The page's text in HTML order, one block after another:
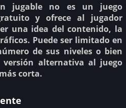
jugable no es un juego
y ofrece al jugador
una idea del contenido, la
Puede ser limitado en
de sus niveles o bien
versión alternativa al juego
corta.